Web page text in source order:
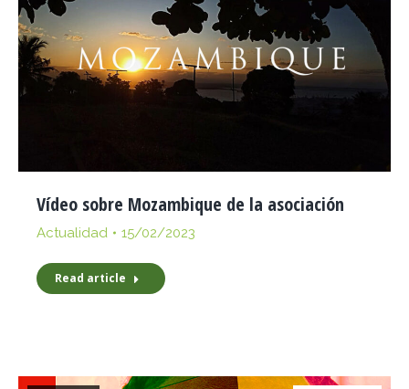
Vídeo sobre Mozambique de la asociación
Actualidad 15/02/2023
Read article